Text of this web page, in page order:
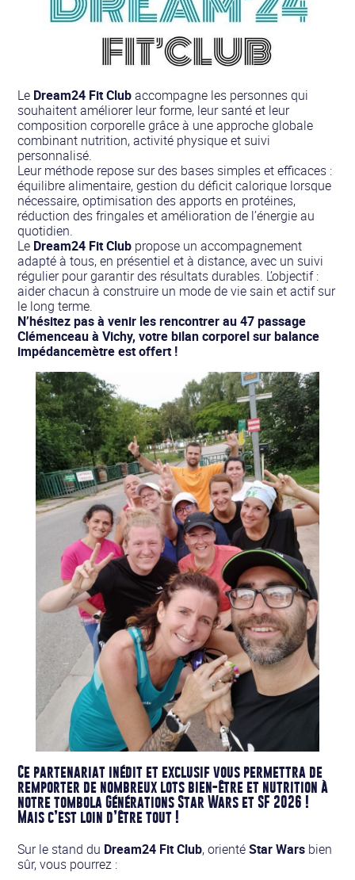
Le Dream24 Fit Clubaccompagne les personnes qui
souhaitent améliorer leur forme, leur santé et leur
composition corporelle grâce à une approche globale
combinant nutrition, activité physique et suivi
personnalisé.
Leur méthode repose sur des bases simples et efficaces :
équilibre alimentaire, gestion du déficit calorique lorsque
nécessaire, optimisation des apports en protéines,
réduction des fringales et amélioration de l’énergie au
quotidien.
Le Dream24 Fit Club propose un accompagnement
adapté à tous, en présentiel et à distance, avec un suivi
régulier pour garantir des résultats durables. L’objectif :
aider chacun à construire un mode de vie sain et actif sur
le long terme.
N’hésitez pas à venir les rencontrer au 47 passage
Clémenceau à Vichy, votre bilan corporel sur balance
impédancemètre est offert !
Ce partenariat inédit et exclusif vous permettra de
remporter de nombreux lots bien-être et nutrition à
notre tombolaGénérations Star Wars et SF 2026 !
Mais c’est loin d’être tout !
Sur le stand du Dream24 Fit Club, orientéStar Wars bien
sûr, vous pourrez :